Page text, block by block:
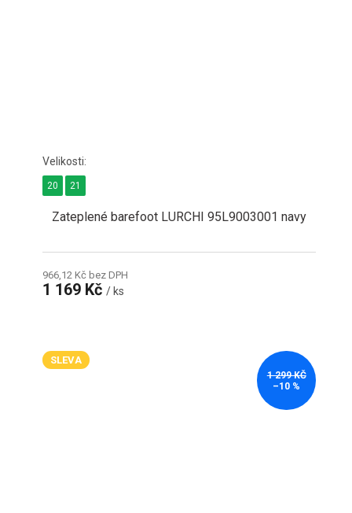
Zateplené barefoot LURCHI 95L9003001 navy
966,12 Kč bez DPH
1 169 Kč/ ks
20 21
SLEVA
1 299 KČ
–10 %